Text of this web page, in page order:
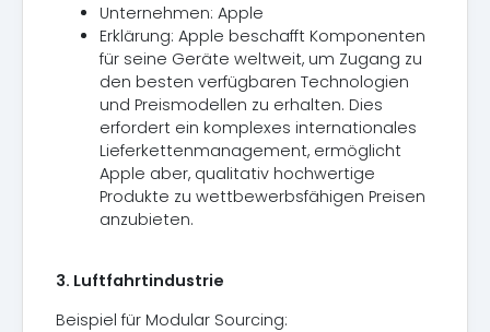
Unternehmen: Apple
Erklärung: Apple beschafft Komponenten
für seine Geräte weltweit, um Zugang zu
den besten verfügbaren Technologien
und Preismodellen zu erhalten. Dies
erfordert ein komplexes internationales
Lieferkettenmanagement, ermöglicht
Apple aber, qualitativ hochwertige
Produkte zu wettbewerbsfähigen Preisen
anzubieten.
3. Luftfahrtindustrie
Beispiel für Modular Sourcing: